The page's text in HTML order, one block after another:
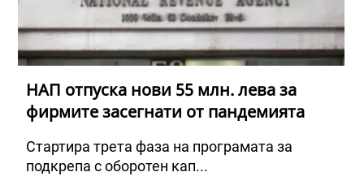
НАП отпуска нови 55 млн. лева за
фирмите засегнати от пандемията
Стартира трета фаза на програмата за
подкрепа с оборотен кап...